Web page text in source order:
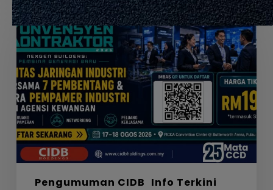
Pengumuman CIDB Info Terkini
Seminar
Konvensyen
Kontraktor
2026